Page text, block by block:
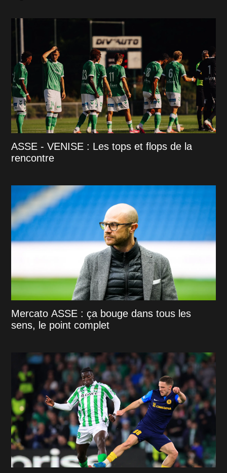
ASSE - VENISE : Les tops et flops de la
rencontre
Mercato ASSE : ça bouge dans tous les
sens, le point complet